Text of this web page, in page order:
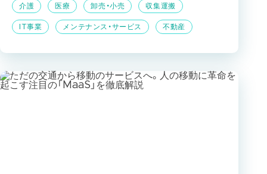
IT事業 メンテナンス・サービス 不動産
介護 医療 卸売・小売 収集運搬